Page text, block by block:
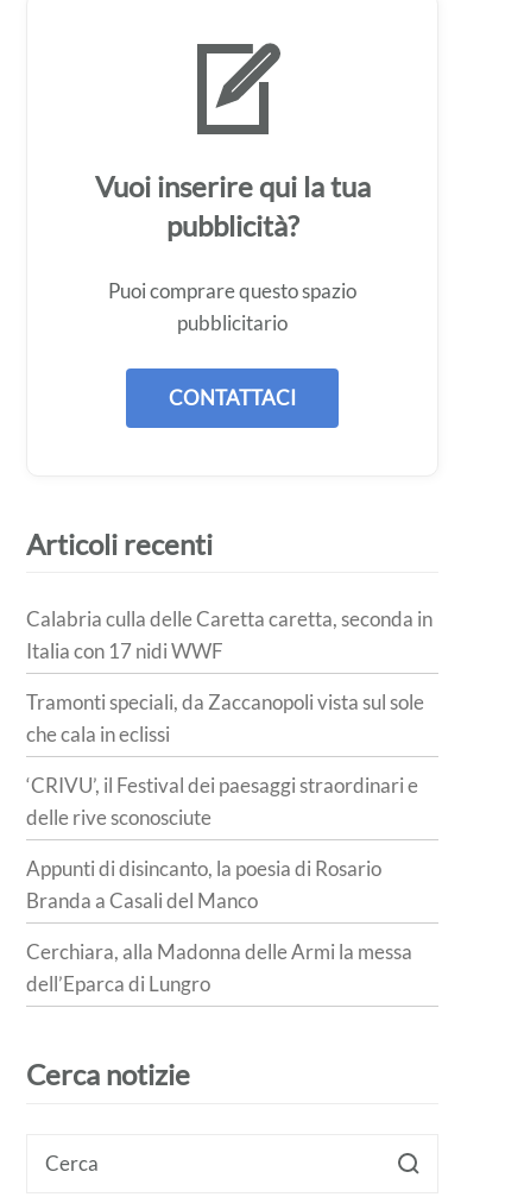
Vuoi inserire qui la tua
pubblicità?
Puoi comprare questo spazio
pubblicitario
CONTATTACI
Articoli recenti
Calabria culla delle Caretta caretta, seconda in
Italia con 17 nidi WWF
Tramonti speciali, da Zaccanopoli vista sul sole
che cala in eclissi
‘CRIVU’, il Festival dei paesaggi straordinari e
delle rive sconosciute
Appunti di disincanto, la poesia di Rosario
Branda a Casali del Manco
Cerchiara, alla Madonna delle Armi la messa
dell’Eparca di Lungro
Cerca notizie